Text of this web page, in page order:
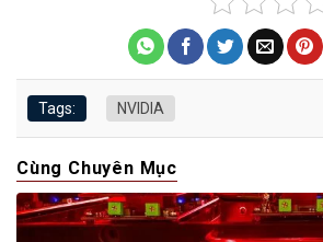
Tags: NVIDIA
Cùng Chuyên Mục